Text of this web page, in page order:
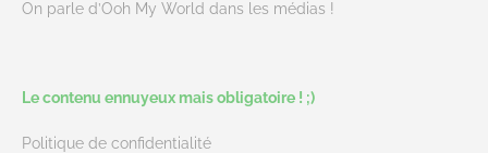
On parle d’Ooh My World dans les médias !
Le contenu ennuyeux mais obligatoire ! ;)
Politique de confidentialité